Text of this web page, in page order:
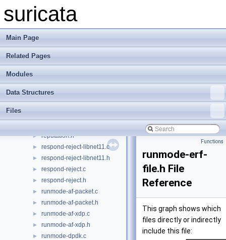
suricata
Main Page
Related Pages
Modules
Data Structures
Files
► output-tx.h
►
► packet-queue.c
► packet-queue.h
► pkt-var.c
► pkt-var.h
► reputation.h
► respond-reject-libnet11.c
► respond-reject-libnet11.h
► respond-reject.c
► respond-reject.h
► runmode-af-packet.c
► runmode-af-packet.h
► runmode-af-xdp.c
► runmode-af-xdp.h
► runmode-dpdk.c
Functions
runmode-erf-
file.h File
Reference
This graph shows which
files directly or indirectly
include this file: